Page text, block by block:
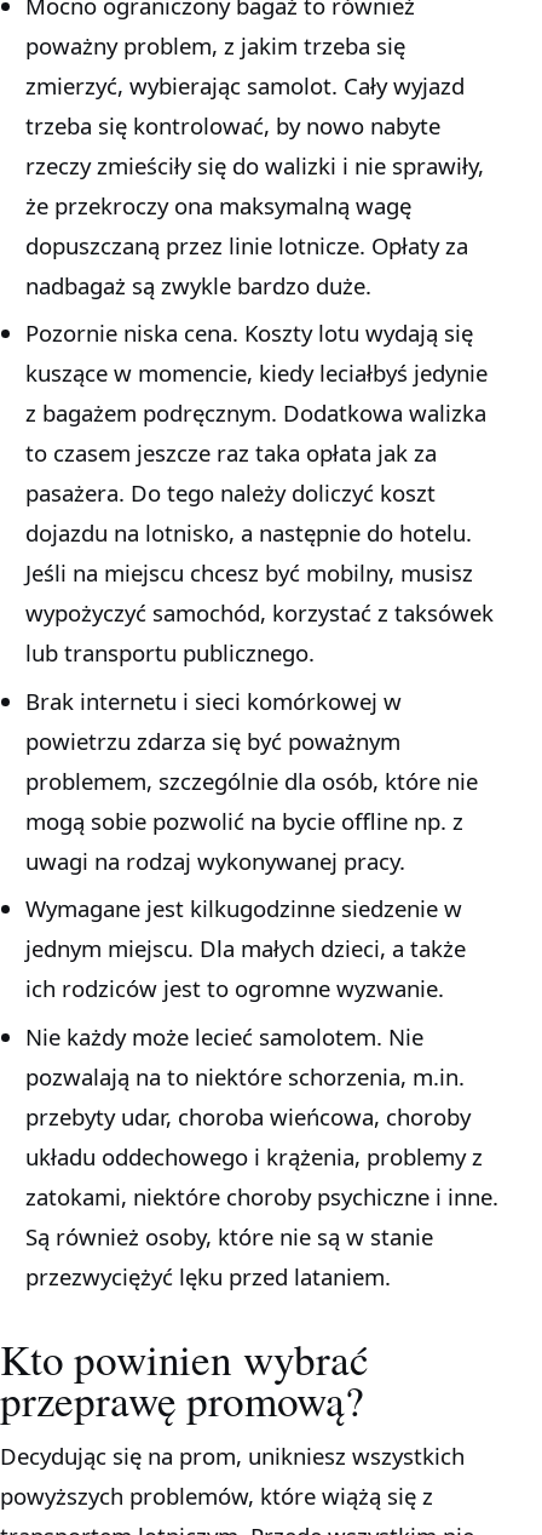
poważny problem, z jakim trzeba się
zmierzyć, wybierając samolot. Cały wyjazd
trzeba się kontrolować, by nowo nabyte
rzeczy zmieściły się do walizki i nie sprawiły,
że przekroczy ona maksymalną wagę
dopuszczaną przez linie lotnicze. Opłaty za
nadbagaż są zwykle bardzo duże.
Pozornie niska cena. Koszty lotu wydają się
kuszące w momencie, kiedy leciałbyś jedynie
z bagażem podręcznym. Dodatkowa walizka
to czasem jeszcze raz taka opłata jak za
pasażera. Do tego należy doliczyć koszt
dojazdu na lotnisko, a następnie do hotelu.
Jeśli na miejscu chcesz być mobilny, musisz
wypożyczyć samochód, korzystać z taksówek
lub transportu publicznego.
Brak internetu i sieci komórkowej w
powietrzu zdarza się być poważnym
problemem, szczególnie dla osób, które nie
mogą sobie pozwolić na bycie offline np. z
uwagi na rodzaj wykonywanej pracy.
Wymagane jest kilkugodzinne siedzenie w
jednym miejscu. Dla małych dzieci, a także
ich rodziców jest to ogromne wyzwanie.
Nie każdy może lecieć samolotem. Nie
pozwalają na to niektóre schorzenia, m.in.
przebyty udar, choroba wieńcowa, choroby
układu oddechowego i krążenia, problemy z
zatokami, niektóre choroby psychiczne i inne.
Są również osoby, które nie są w stanie
przezwyciężyć lęku przed lataniem.
Kto powinien wybrać
przeprawę promową?
Decydując się na prom, unikniesz wszystkich
powyższych problemów, które wiążą się z